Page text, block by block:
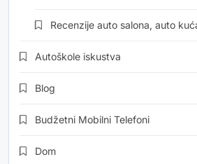
Recenzije auto salona, auto
Autoškole iskustva
Blog
Budžetni Mobilni Telefoni
Dom